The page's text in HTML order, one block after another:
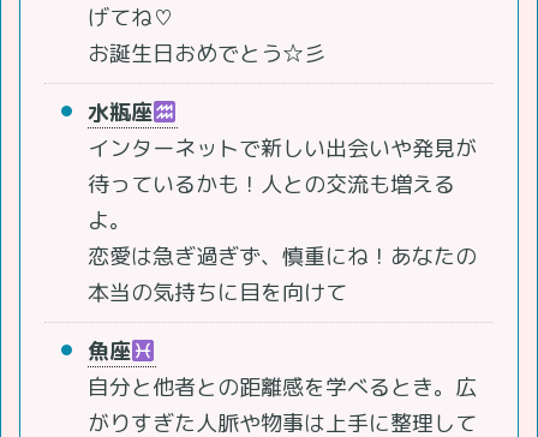
げてね♡
お誕生日おめでとう☆彡
水瓶座
インターネットで新しい出会いや発見が
待っているかも！人との交流も増える
よ。
恋愛は急ぎ過ぎず、慎重にね！あなたの
本当の気持ちに目を向けて
魚座
自分と他者との距離感を学べるとき。広
がりすぎた人脈や物事は上手に整理して